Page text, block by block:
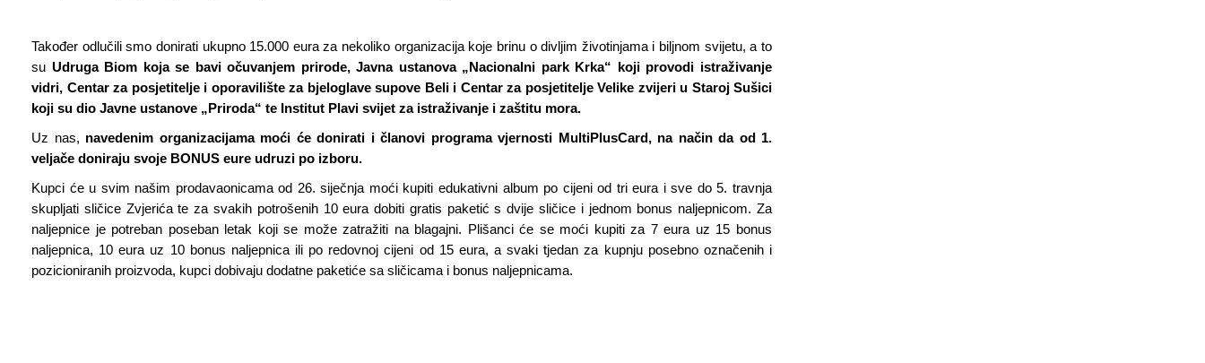
Također odlučili smo donirati ukupno 15.000 eura za nekoliko organizacija koje brinu o divljim životinjama i biljnom svijetu, a to
su Udruga Biom koja se bavi očuvanjem prirode, Javna ustanova „Nacionalni park Krka“ koji provodi istraživanje
vidri, Centar za posjetitelje i oporavilište za bjeloglave supove Beli i Centar za posjetitelje Velike zvijeri u Staroj Sušici
koji su dio Javne ustanove „Priroda“ te Institut Plavi svijet za istraživanje i zaštitu mora.
Uz nas, navedenim organizacijama moći će donirati i članovi programa vjernosti MultiPlusCard, na način da od 1.
veljače doniraju svoje BONUS eure udruzi po izboru.
Kupci će u svim našim prodavaonicama od 26. siječnja moći kupiti edukativni album po cijeni od tri eura i sve do 5. travnja
skupljati sličice Zvjerića te za svakih potrošenih 10 eura dobiti gratis paketić s dvije sličice i jednom bonus naljepnicom. Za
naljepnice je potreban poseban letak koji se može zatražiti na blagajni. Plišanci će se moći kupiti za 7 eura uz 15 bonus
naljepnica, 10 eura uz 10 bonus naljepnica ili po redovnoj cijeni od 15 eura, a svaki tjedan za kupnju posebno označenih i
pozicioniranih proizvoda, kupci dobivaju dodatne paketiće sa sličicama i bonus naljepnicama.